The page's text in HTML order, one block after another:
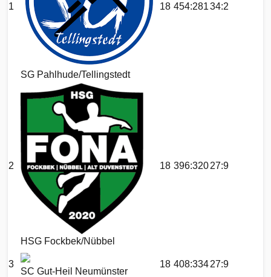
1
SG Pahlhude/Tellingstedt
18 454:28134:2
2
HSG Fockbek/Nübbel
18 396:32027:9
3
SC Gut-Heil Neumünster
18 408:33427:9